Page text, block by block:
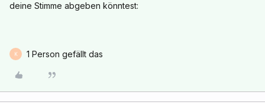
deine Stimme abgeben könntest:
K 1 Person gefällt das